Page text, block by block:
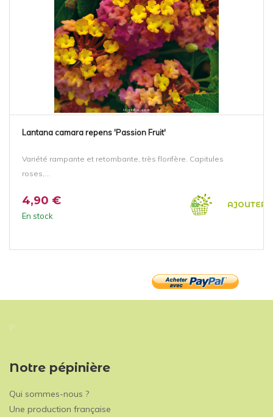
Lantana camara repens 'Passion Fruit'
Variété rampante et retombante, très florifère. Capitules
roses,...
4,90 € AJOUTER
En stock
Notre pépinière
Qui sommes-nous ?
Une production française